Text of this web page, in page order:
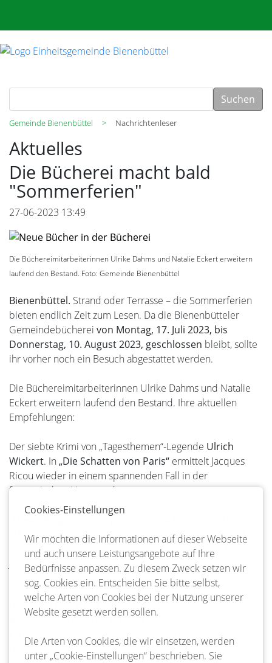
Suchen
Gemeinde Bienenbüttel Nachrichtenleser
Aktuelles
Die Bücherei macht bald
"Sommerferien"
27-06-2023 13:49
Die Büchereimitarbeiterinnen Ulrike Dahms und Natalie Eckert erweitern
laufend den Bestand. Foto: Gemeinde Bienenbüttel
Bienenbüttel. Strand oder Terrasse – die Sommerferien
bieten endlich Zeit zum Lesen. Da die Bienenbütteler
Gemeindebücherei von Montag, 17. Juli 2023, bis
Donnerstag, 10. August 2023, geschlossen bleibt, sollte
ihr vorher noch ein Besuch abgestattet werden.
Die Büchereimitarbeiterinnen Ulrike Dahms und Natalie
Eckert erweitern laufend den Bestand. Ihre aktuellen
Empfehlungen:
Der siebte Krimi von „Tagesthemen“-Legende Ulrich
Wickert. In„Die Schatten von Paris“ ermittelt Jacques
Ricou wieder in einem spannenden Fall in der
französischen Hauptstadt.
„Unser Weg nach morgen“
auf fesselnde Weise die Geschichte zweier Frauen und
spielt auf zwei Zeitebenen – in der Gegenwart und in den
Jahren des Nationalsozialismus.
Wer gerne Reiseberichte und biografische Literatur mag,
dem sei„Hallo Glück, Dich gibt’s ja doch“ von
empfohlen. Die Autorin beschreibt darin eine
Fahrradtour mit ihrem zweijährigen Sohn von Offenbach
bis in den Süden Spaniens.
Cookies-Einstellungen
Wir möchten die Informationen auf dieser Webseite
und auch unsere Leistungsangebote auf Ihre
Bedürfnisse anpassen. Zu diesem Zweck setzen wir
sog. Cookies ein. Entscheiden Sie bitte selbst,
welche Arten von Cookies bei der Nutzung unserer
Website gesetzt werden sollen.
Die Arten von Cookies, die wir einsetzen, werden
unter „Cookie-Einstellungen“ beschrieben. Sie